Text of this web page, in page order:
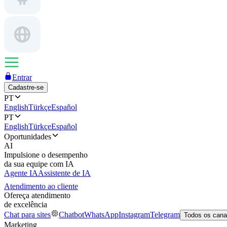
Entrar
Cadastre-se
PT
EnglishTürkçeEspañol
PT
EnglishTürkçeEspañol
Oportunidades
AI
Impulsione o desempenho
da sua equipe com IA
Agente IAAssistente de IA
Atendimento ao cliente
Ofereça atendimento
de excelência
Chat para sites
ChatbotWhatsAppInstagramTelegram Todos os
Marketing